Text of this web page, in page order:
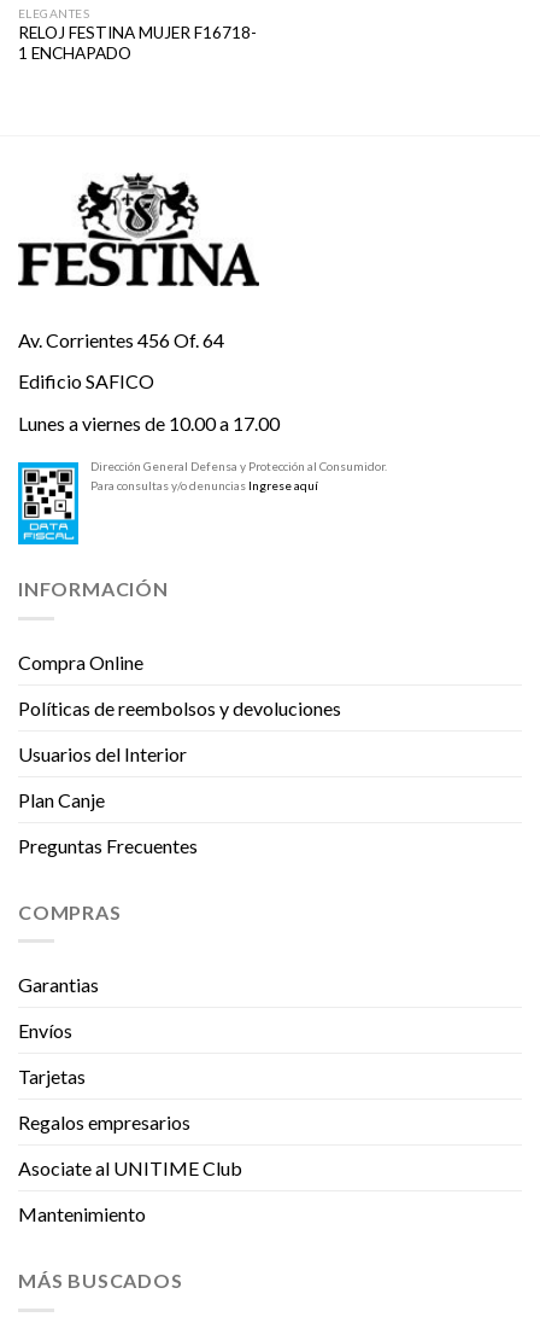
ELEGANTES
RELOJ FESTINA MUJER F16718-
1 ENCHAPADO
Av. Corrientes 456 Of. 64
Edificio SAFICO
Lunes a viernes de 10.00 a 17.00
Dirección General Defensa y Protección al Consumidor.
Para consultas y/o denuncias Ingrese aquí
INFORMACIÓN
Compra Online
Políticas de reembolsos y devoluciones
Usuarios del Interior
Plan Canje
Preguntas Frecuentes
COMPRAS
Garantias
Envíos
Tarjetas
Regalos empresarios
Asociate al UNITIME Club
Mantenimiento
MÁS BUSCADOS